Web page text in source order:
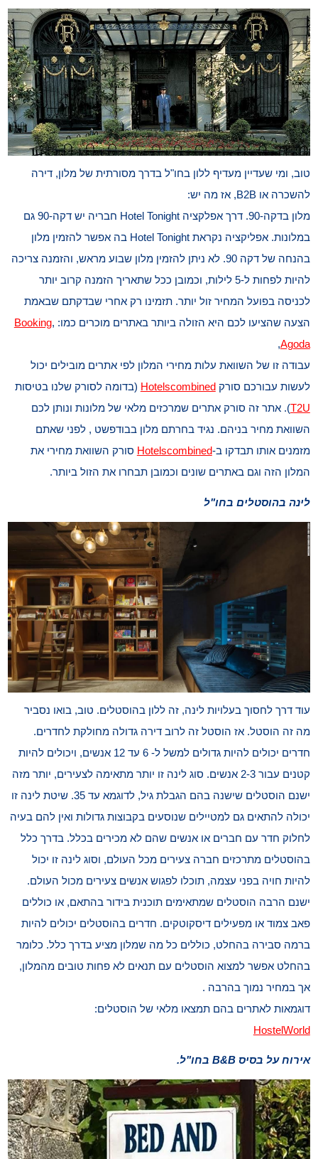
טוב, ומי שעדיין מעדיף ללון בחו"ל בדרך מסורתית של מלון, דירה
להשכרה או B2B, אז מה יש:
מלון בדקה-90. דרך אפלקציה Hotel Tonight חבריה יש דקה-90 גם
במלונות. אפליקציה נקראת Hotel Tonight בה אפשר להזמין מלון
בהנחה של דקה 90. לא ניתן להזמין מלון שבוע מראש, והזמנה צריכה
להיות לפחות ל-5 לילות, וכמובן ככל שתאריך הזמנה קרוב יותר
לכניסה בפועל המחיר זול יותר. תזמינו רק אחרי שבדקתם שבאמת
הצעה שהציעו לכם היא הזולה ביותר באתרים מוכרים כמו: Booking,
Agoda
,
עבודה זו של השוואת עלות מחירי המלון לפי אתרים מובילים יכול
לעשות עבורכם סורקHotelscombined (בדומה לסורק שלנו בטיסות
T2U). אתר זה סורק אתרים שמרכזים מלאי של מלונות ונותן לכם
השוואת מחיר בניהם. נגיד בחרתם מלון בבודפשט , לפני שאתם
מזמנים אותו תבדקו ב-Hotelscombined סורק השוואת מחירי את
המלון הזה וגם באתרים שונים וכמובן תבחרו את הזול ביותר.
לינה בהוסטלים בחו"ל
עוד דרך לחסוך בעלויות לינה, זה ללון בהוסטלים. טוב, בואו נסביר
מה זה הוסטל. אז הוסטל זה לרוב דירה גדולה מחולקת לחדרים.
חדרים יכולים להיות גדולים למשל ל- 6 עד 12 אנשים, ויכולים להיות
קטנים עבור 2-3 אנשים. סוג לינה זו יותר מתאימה לצעירים, יותר מזה
ישנם הוסטלים שישנה בהם הגבלת גיל, לדוגמא עד 35. שיטת לינה זו
יכולה להתאים גם למטיילים שנוסעים בקבוצות גדולות ואין להם בעיה
לחלוק חדר עם חברים או אנשים שהם לא מכירים בכלל. בדרך כלל
בהוסטלים מתרכזים חברה צעירים מכל העולם, וסוג לינה זו יכול
להיות חויה בפני עצמה, תוכלו לפגוש אנשים צעירים מכול העולם.
ישנם הרבה הוסטלים שמתאימים תוכנית בידור בהתאם, או כוללים
פאב צמוד או מפעילים דיסקוטקים. חדרים בהוסטלים יכולים להיות
ברמה סבירה בהחלט, כוללים כל מה שמלון מציע בדרך כלל. כלומר
בהחלט אפשר למצוא הוסטלים עם תנאים לא פחות טובים מהמלון,
אך במחיר נמוך בהרבה .
דוגמאות לאתרים בהם תמצאו מלאי של הוסטלים:
HostelWorld
אירוח על בסיס B&B בחו"ל.